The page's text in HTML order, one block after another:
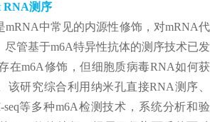
RNA测序
mRNA中常见的内源性修饰，对mRNA代
尽管基于m6A特异性抗体的测序技术已发
在m6A修饰，但细胞质病毒RNA如何获
该研究综合利用纳米孔直接RNA测序、
seq等多种m6A检测技术，系统分析和验